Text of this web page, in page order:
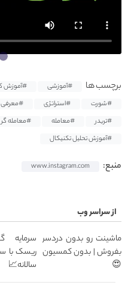
برچسب ها #آموزشی #آموزش
#شورت
#استراتژی #معرفی
#تریدر
#معامله #معامله گر
#آموزش تحلیل تکنیکال
منبع: www.instagram.com
از سراسر وب
ماشینت رو بدون دردسر
بفروش | بدون کمسیون
😍
سرمایه
سالانه📈